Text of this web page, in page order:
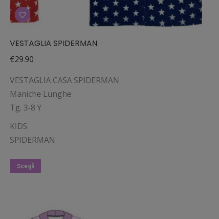
VESTAGLIA SPIDERMAN
€29.90
VESTAGLIA CASA SPIDERMAN
Maniche Lunghe
Tg. 3-8 Y
KIDS
SPIDERMAN
Scegli